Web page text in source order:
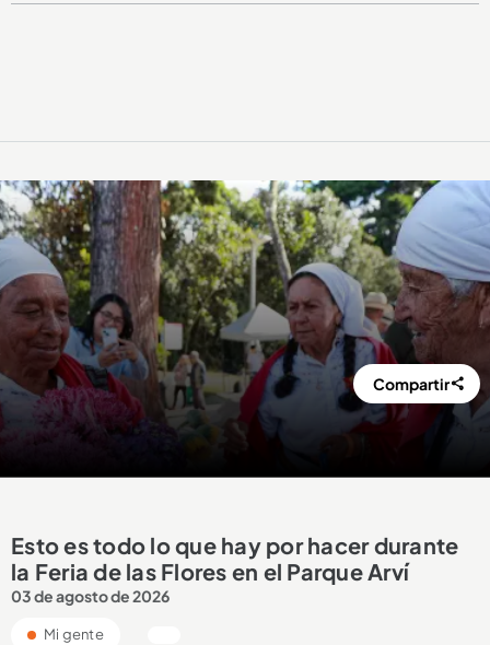
Compartir
Esto es todo lo que hay por hacer durante
la Feria de las Flores en el Parque Arví
03 de agosto de 2026
Mi gente